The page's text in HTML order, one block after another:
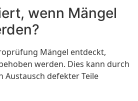
wenn Mängel
Mängel entdeckt,
werden. Dies kann durch
Austausch defekter Teile